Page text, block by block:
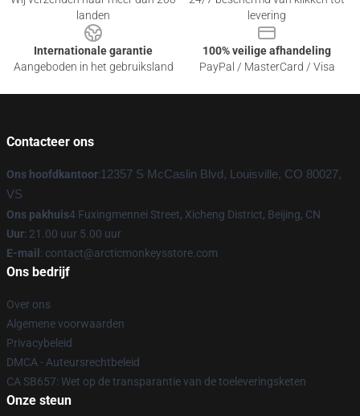
landen
levering
Internationale garantie
Aangeboden in het gebruiksland
100% veilige afhandeling
PayPal / MasterCard / Visa
Contacteer ons
Ons hoofdkantoor:12357 S McCaslin Blvd, Louisville, CO 80027,
VS
Ons pakhuis4 Fuxingmennei Street, Xicheng District, Beijing, CN
Uur: 21.00 uur 5.00 uur
E-mail : contact@arcticmonkeysstore.com
Ons bedrijf
Over ons
Algemene voorwaarden
Privacybeleid
DMCA - Auteursrechtbeleid
CA SB657: Wet op de transparantie van de toeleveringsketen
Onze steun